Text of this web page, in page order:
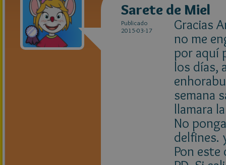
Sarete de Miel
Publicado
2015-03-17
Gracias
no me
por aquí
los días,
semana
llamara
No
delfines.
Pon